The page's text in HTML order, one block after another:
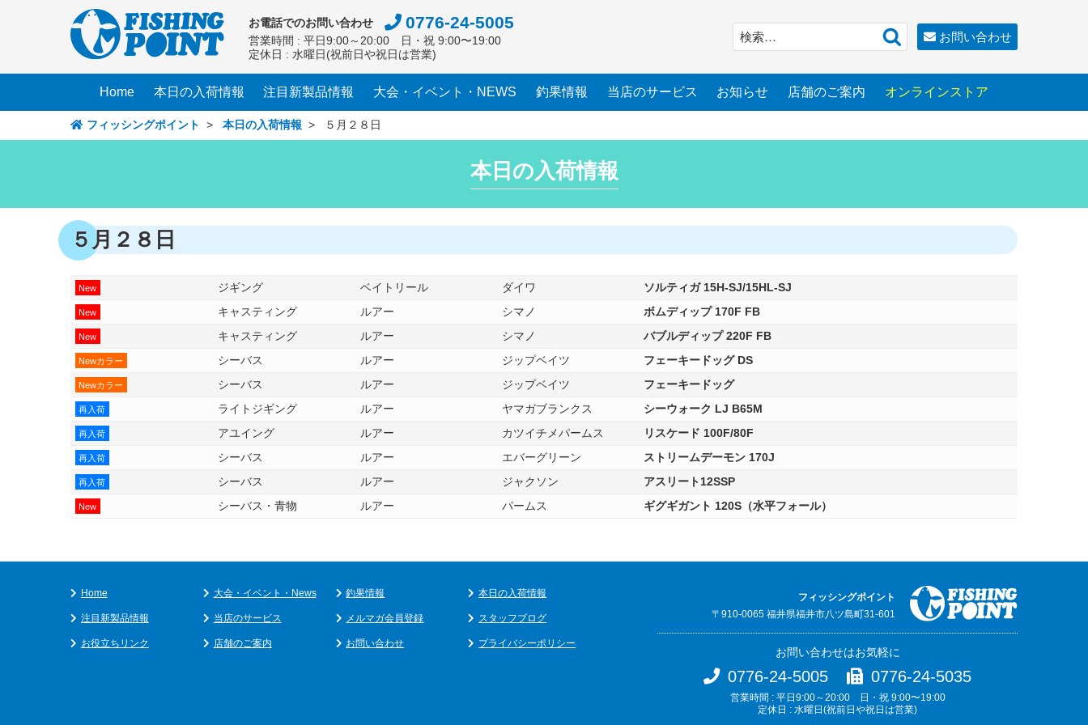
キ
お電話でのお問い合わせ 0776-24-5005
営業時間 : 平日9:00～20:00 日・祝 9:00〜19:00
定休日 : 水曜日(祝前日や祝日は営業)
索:
お問い合わせ
Home 本日の入荷情報 注目新製品情報 大会・イベント・NEWS 釣果情報 当店のサービス お知らせ 店舗のご案内 オンラインストア
フィッシングポイント >本日の入荷情報 > ５月２８日
本日の入荷情報
５月２８日
New ジギング ベイトリール ダイワ ソルティガ 15H-SJ/15HL-SJ
New キャスティング ルアー シマノ ボムディップ 170F FB
New キャスティング ルアー シマノ バブルディップ 220F FB
Newカラー シーバス ルアー ジップベイツ フェーキードッグ DS
Newカラー シーバス ルアー ジップベイツ フェーキードッグ
再入荷 ライトジギング ルアー ヤマガブランクス シーウォーク LJ B65M
再入荷 アユイング ルアー カツイチメパームス リスケード 100F/80F
再入荷 シーバス ルアー エバーグリーン ストリームデーモン 170J
再入荷 シーバス ルアー ジャクソン アスリート12SSP
New シーバス・青物 ルアー パームス ギグギガント 120S（水平フォール）
Home 大会・イベント・News 釣果情報 本日の入荷情報
注目新製品情報 当店のサービス メルマガ会員登録 スタッフブログ
お役立ちリンク 店舗のご案内 お問い合わせ プライバシーポリシー
フィッシングポイント
〒910-0065 福井県福井市八ツ島町31-601
お問い合わせはお気軽に
0776-24-5005 0776-24-5035
営業時間 : 平日9:00～20:00 日・祝 9:00〜19:00
定休日 : 水曜日(祝前日や祝日は営業)